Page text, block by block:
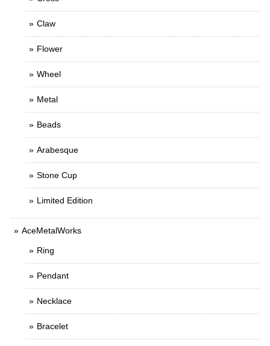
Claw
Flower
Wheel
Metal
Beads
Arabesque
Stone Cup
Limited Edition
AceMetalWorks
Ring
Pendant
Necklace
Bracelet